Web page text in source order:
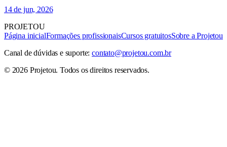
14 de jun, 2026
PROJETOU
Página inicialFormações profissionaisCursos gratuitosSobre a Projetou
Canal de dúvidas e suporte: contato@projetou.com.br
© 2026 Projetou. Todos os direitos reservados.